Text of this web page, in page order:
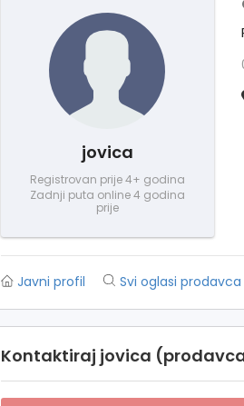
jovica
Registrovan prije 4+ godina
Zadnji puta online 4 godina
prije
Javni profil Svi oglasi prodavca
Kontaktiraj jovica